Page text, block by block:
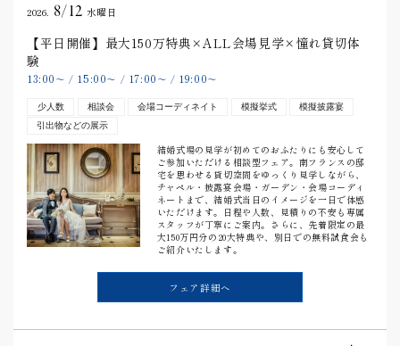
2026. 8/12 水曜日
【平日開催】最大150万特典×ALL会場見学×憧れ貸切体
験
13:00 〜/ 15:00〜 / 17:00 〜/ 19:00〜
少人数 相談会 会場コーディネイト 模擬挙式
模擬披露宴
引出物などの展示
結婚式場の見学が初めてのおふたりにも安心して
ご参加いただける相談型フェア。南フランスの邸
宅を思わせる貸切空間をゆっくり見学しながら、
チャペル・披露宴会場・ガーデン・会場コーディ
ネートまで、結婚式当日のイメージを一日で体感
いただけます。日程や人数、見積りの不安も専属
スタッフが丁寧にご案内。さらに、先着限定の最
大150万円分の20大特典や、別日での無料試食会も
ご紹介いたします。
フェア詳細へ